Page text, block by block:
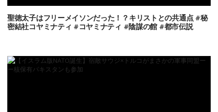
聖徳太子はフリーメイソンだった！？キリストとの共通点 #秘
密結社コヤミナティ #コヤミナティ #陰謀の館 #都市伝説